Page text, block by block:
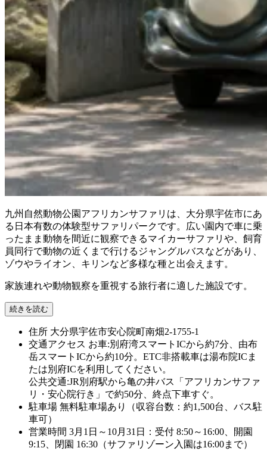
九州自然動物公園アフリカンサファリは、大分県宇佐市にあ
る日本有数の体験型サファリパークです。広い園内で車に乗
ったまま動物を間近に観察できるマイカーサファリや、飼育
員同行で動物の近くまで行けるジャングルバスなどがあり、
ゾウやライオン、キリンなど多様な種と出会えます。
家族連れや動物観察を重視する旅行者に適した施設です。
続きを読む
住所 大分県宇佐市安心院町南畑2-1755-1
交通アクセス お車:別府湾スマートICから約7分、由布
岳スマートICから約10分。ETC非搭載車は湯布院ICま
たは別府ICを利用してください。
公共交通:JR別府駅から亀の井バス「アフリカンサファ
リ・安心院行き」で約50分、終点下車すぐ。
駐車場 無料駐車場あり（収容台数：約1,500台、バス駐
車可）
営業時間 3月1日～10月31日：受付 8:50～16:00、開園
9:15、閉園 16:30（サファリゾーン入園は16:00まで）